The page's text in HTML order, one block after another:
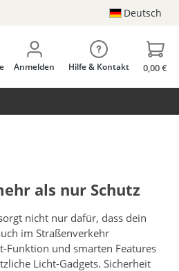
Deutsch
Anmelden Hilfe & Kontakt 0,00 €
als nur Schutz
nicht nur dafür, dass dein
im Straßenverkehr
Funktion und smarten Features
Licht-Gadgets. Sicherheit